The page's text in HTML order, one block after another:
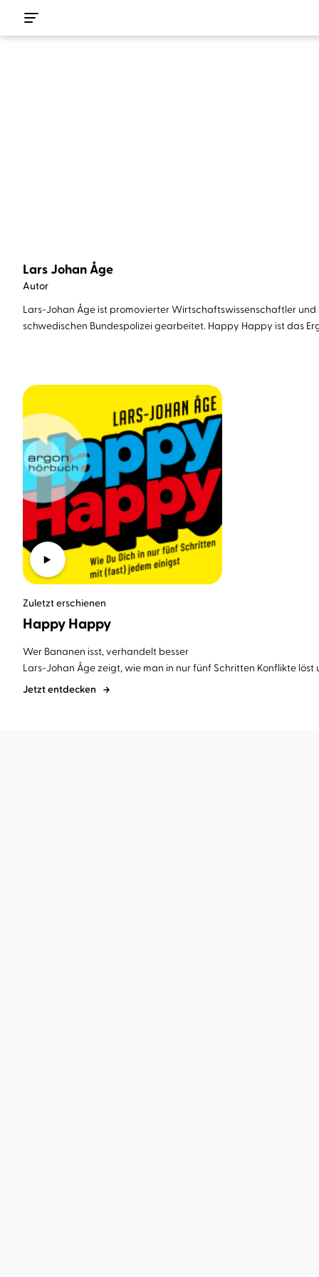
Lars Johan Åge
Autor
Lars-Johan Åge ist promovierter Wirtschaftswissenschaftler
schwedischen Bundespolizei gearbeitet. Happy Happy ist das
Zuletzt erschienen
Happy Happy
Wer Bananen isst, verhandelt besser
Lars-Johan Åge zeigt, wie man in nur fünf Schritten Konflikte löst
Jetzt entdecken